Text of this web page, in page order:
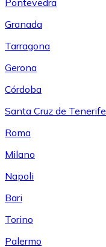
Pontevedra
Granada
Tarragona
Gerona
Córdoba
Santa Cruz de Tenerife
Roma
Milano
Napoli
Bari
Torino
Palermo